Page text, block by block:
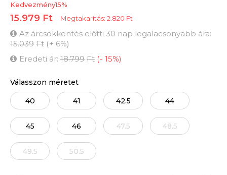
Kedvezmény15%
15.979 Ft Megtakarítás: 2.820 Ft
Az árcsökkentés előtti 30 nap legalacsonyabb ára:
15.039 Ft (+ 6%)
Eredeti ár: 18.799 Ft (- 15%)
Válasszon méretet
40 41 42.5 44
45 46 47.5 48.5
49.5 50.5